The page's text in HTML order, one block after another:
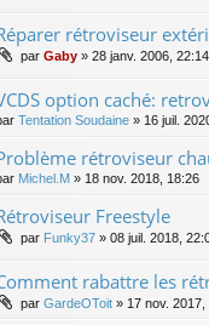
rétroviseur
par Gaby » 28 janv. 2006, 22:14
option caché:
Tentation Soudaine » 16 juil.
rétroviseur
Michel.M » 18 nov. 2018, 18:26
Freestyle
par Funky37 » 08 juil. 2018,
rabattre les
par GardeOToit » 17 nov. 2017,